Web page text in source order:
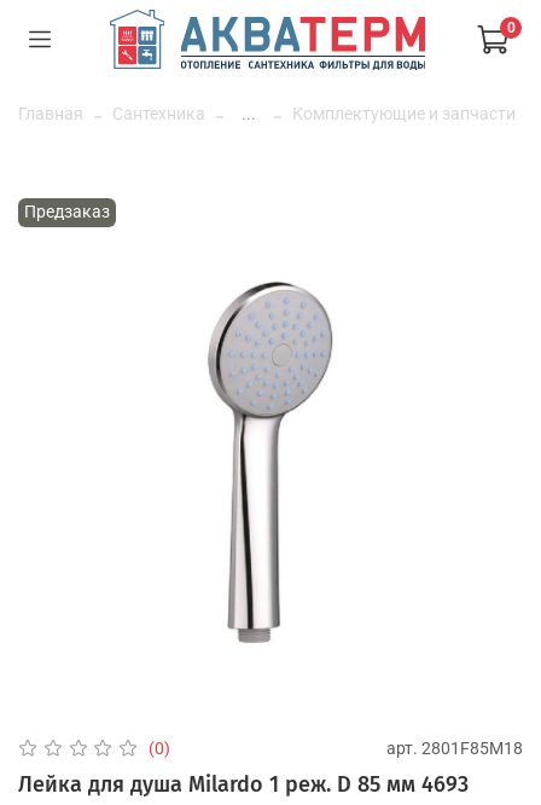
0
Главная Сантехника ... Комплектующие и запчасти
Предзаказ
(0) арт. 2801F85M18
Лейка для душа Milardo 1 реж. D 85 мм 4693